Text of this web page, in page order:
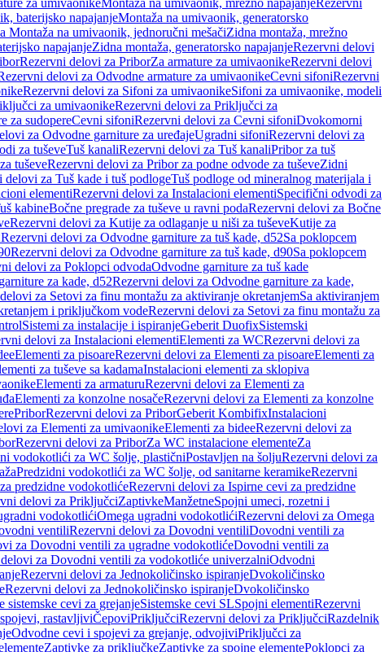
za umivaonikeMontaža na umivaonik, mrežno napajanjeRezervni
baterijsko napajanjeMontaža na umivaonik, generatorsko
Montaža na umivaonik, jednoručni mešačiZidna montaža, mrežno
napajanjeZidna montaža, generatorsko napajanjeRezervni delovi
Rezervni delovi za PriborZa armature za umivaonikeRezervni delovi
delovi za Odvodne armature za umivaonikeCevni sifoniRezervni
Rezervni delovi za Sifoni za umivaonikeSifoni za umivaonike, modeli
za umivaonikeRezervni delovi za Priključci za
za sudopereCevni sifoniRezervni delovi za Cevni sifoniDvokomorni
za Odvodne garniture za uređajeUgradni sifoniRezervni delovi za
za tuševeTuš kanaliRezervni delovi za Tuš kanaliPribor za tuš
tuševeRezervni delovi za Pribor za podne odvode za tuševeZidni
delovi za Tuš kade i tuš podlogeTuš podloge od mineralnog materijala i
elementiRezervni delovi za Instalacioni elementiSpecifični odvodi za
kabineBočne pregrade za tuševe u ravni podaRezervni delovi za Bočne
Rezervni delovi za Kutije za odlaganje u niši za tuševeKutije za
Rezervni delovi za Odvodne garniture za tuš kade, d52Sa poklopcem
Rezervni delovi za Odvodne garniture za tuš kade, d90Sa poklopcem
delovi za Poklopci odvodaOdvodne garniture za tuš kade
za kade, d52Rezervni delovi za Odvodne garniture za kade,
za Setovi za finu montažu za aktiviranje okretanjemSa aktiviranjem
i priključkom vodeRezervni delovi za Setovi za finu montažu za
Sistemi za instalacije i ispiranjeGeberit DuofixSistemski
delovi za Instalacioni elementiElementi za WCRezervni delovi za
Elementi za pisoareRezervni delovi za Elementi za pisoareElementi za
za tuševe sa kadamaInstalacioni elementi za sklopiva
Elementi za armaturuRezervni delovi za Elementi za
Elementi za konzolne nosačeRezervni delovi za Elementi za konzolne
PriborRezervni delovi za PriborGeberit KombifixInstalacioni
za Elementi za umivaonikeElementi za bideeRezervni delovi za
Rezervni delovi za PriborZa WC instalacione elementeZa
vodokotlići za WC šolje, plastičniPostavljen na šoljuRezervni delovi za
Predzidni vodokotlići za WC šolje, od sanitarne keramikeRezervni
predzidne vodokotlićeRezervni delovi za Ispirne cevi za predzidne
delovi za PriključciZaptivkeManžetneSpojni umeci, rozetni i
vodokotlićiOmega ugradni vodokotlićiRezervni delovi za Omega
ventiliRezervni delovi za Dovodni ventiliDovodni ventili za
za Dovodni ventili za ugradne vodokotlićeDovodni ventili za
za Dovodni ventili za vodokotliće univerzalniOdvodni
Rezervni delovi za Jednokoličinsko ispiranjeDvokoličinsko
Rezervni delovi za Jednokoličinsko ispiranjeDvokoličinsko
sistemske cevi za grejanjeSistemske cevi SLSpojni elementiRezervni
rastavljiviČepoviPriključciRezervni delovi za PriključciRazdelnik
Odvodne cevi i spojevi za grejanje, odvojiviPriključci za
Zaptivke za priključkeZaptivke za spojne elementePoklopci za